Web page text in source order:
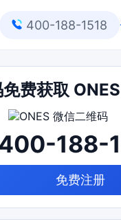
400-188-1518
费获取
188-
免费注册